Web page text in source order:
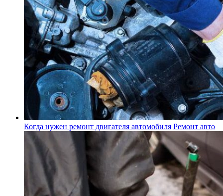
Когда нужен ремонт двигателя автомобиля Ремонт авто